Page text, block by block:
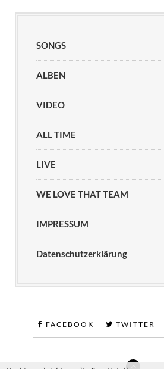
SONGS
ALBEN
VIDEO
ALL TIME
LIVE
WE LOVE THAT TEAM
IMPRESSUM
Datenschutzerklärung
FACEBOOK TWITTER